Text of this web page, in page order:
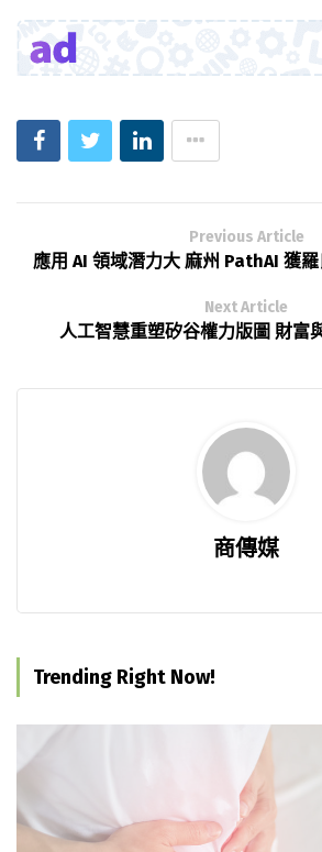
Previous Article
應用 AI 領域潛力大 麻州 PathAI 獲
Next Article
人工智慧重塑矽谷權力版圖 財富
商傳媒
Trending Right Now!